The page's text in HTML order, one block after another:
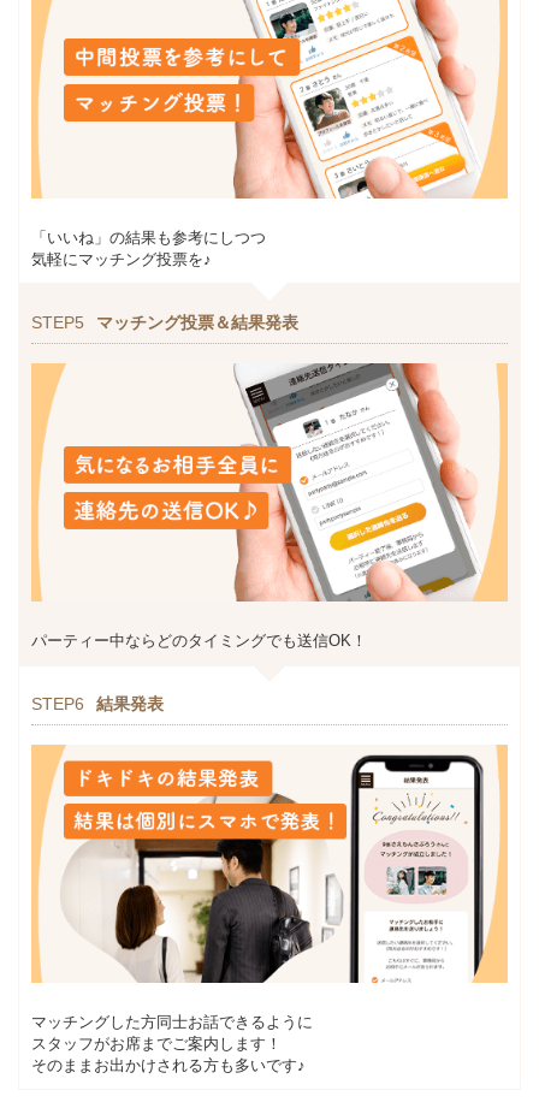
「いいね」の結果も参考にしつつ
気軽にマッチング投票を♪
STEP5 マッチング投票＆結果発表
パーティー中ならどのタイミングでも送信OK！
STEP6 結果発表
マッチングした方同士お話できるように
スタッフがお席までご案内します！
そのままお出かけされる方も多いです♪